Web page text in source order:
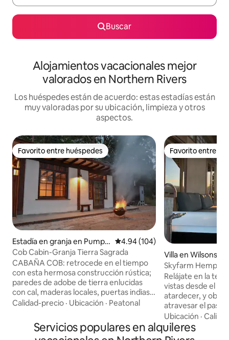
Buscar
Alojamientos vacacionales mejor
valorados en Northern Rivers
Los huéspedes están de acuerdo: estas estadías están
muy valoradas por su ubicación, limpieza y otros
aspectos.
Favorito entre huéspedes
Favorito entre huéspedes
Estadía en granja en Pumpe
nbil
Calificación promedio: 4.94 de
4.94 (104)
Cob Cabin-Granja Tierra Sagrada
CABAÑA COB: retrocede en el tiempo
con esta hermosa construcción rústica;
paredes de adobe de tierra enlucidas
con cal, maderas locales, puertas indias
antiguas, baño de piedra. Un lugar de
la naturaleza. Escapada exclusiva (es
decir, sin otros huéspedes en la
Calidad-precio · Ubicación · Peatonal
Favorito entre
Favorito entre
Villa en Wilsons
Skyfarm Hemp
Hinterland
Relájate en la
vistas desde el
atardecer, y
atravesar el
independiente en
de ganado en
vistas al campo a
Ubicación ·
Servicios populares en alquileres